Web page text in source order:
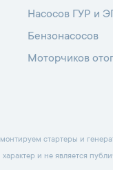
Насосов ГУР и
Бензонасосов
Моторчиков
стартеры и
и не является